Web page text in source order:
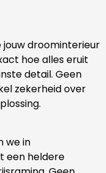
droominterieur
hoe alles eruit
detail. Geen
zekerheid over
we in
een heldere